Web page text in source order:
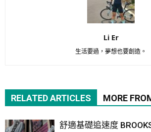
Li Er
生活要過，夢想也要創造。
RELATED ARTICLES MORE
舒適基礎追速度